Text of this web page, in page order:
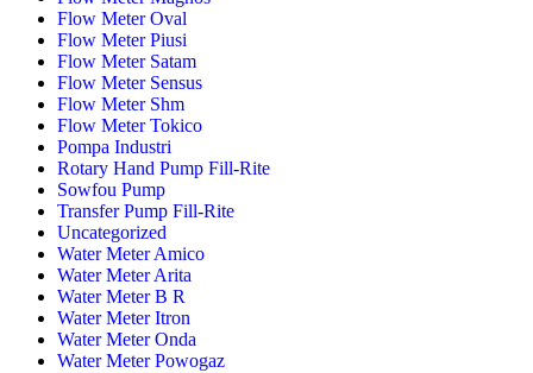
Flow Meter Oval
Flow Meter Piusi
Flow Meter Satam
Flow Meter Sensus
Flow Meter Shm
Flow Meter Tokico
Pompa Industri
Rotary Hand Pump Fill-Rite
Sowfou Pump
Transfer Pump Fill-Rite
Uncategorized
Water Meter Amico
Water Meter Arita
Water Meter B R
Water Meter Itron
Water Meter Onda
Water Meter Powogaz